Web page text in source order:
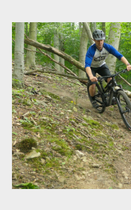
Merida One-Sixty v akci
Merida One-Sixty v akci
Merida One-Sixty v akci
Merida One-Sixty v akci